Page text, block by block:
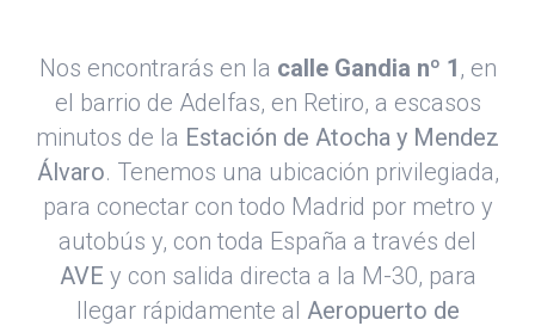
Nos encontrarás en la calle Gandia nº 1 , en
el barrio de Adelfas, en Retiro, a escasos
minutos de la Estación de Atocha y Mendez
Álvaro. Tenemos una ubicación privilegiada,
para conectar con todo Madrid por metro y
autobús y, con toda España a través del
AVE y con salida directa a la M-30, para
llegar rápidamente al Aeropuerto de